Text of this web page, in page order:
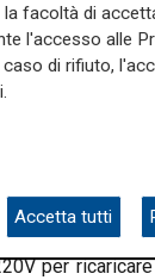
nel Contratto
Toscana e
1,4 miliardi di
l’esperienza
con oltre 700
più grandi per
illuminazione a
per ricaricare
facoltà di
l'accesso alle
di rifiuto,
Accetta tutti